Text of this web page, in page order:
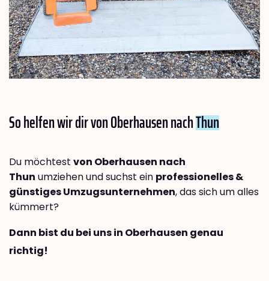
So helfen wir dir von Oberhausen nachThun
Du möchtest von Oberhausen nach
Thun umziehen und suchst ein professionelles &
günstiges Umzugsunternehmen, das sich um alles
kümmert?
Dann bist du bei uns in Oberhausen genau
richtig!